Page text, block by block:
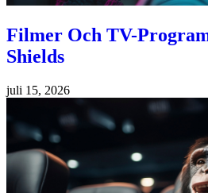
Filmer Och TV-
Shields
juli 15, 2026